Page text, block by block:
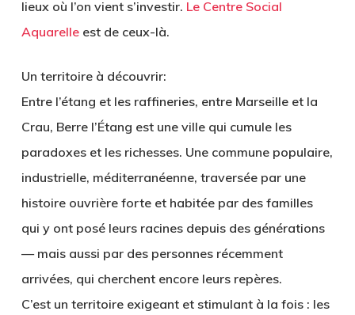
lieux où l’on vient s’investir. Le Centre Social
Aquarelleest de ceux-là.
Un territoire à découvrir:
Entre l’étang et les raffineries, entre Marseille et la
Crau, Berre l’Étang est une ville qui cumule les
paradoxes et les richesses. Une commune populaire,
industrielle, méditerranéenne, traversée par une
histoire ouvrière forte et habitée par des familles
qui y ont posé leurs racines depuis des générations
— mais aussi par des personnes récemment
arrivées, qui cherchent encore leurs repères.
C’est un territoire exigeant et stimulant à la fois : les